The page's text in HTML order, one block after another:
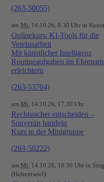
(263-50055)
am Mi. 14.10.26, 8.30 Uhr in
Onlinekurs: KI-Tools für die
Vereinsarbeit
Mit künstlicher Intelligenz
Routineaufgaben im
erleichtern
(263-53704)
am Mi. 14.10.26, 17.30 Uhr
Rechtssicher entscheiden –
Souverän handeln
Kurs in der Minigruppe
(263-50222)
am Mi. 14.10.26, 18.30 Uhr in
(Hohentwiel)